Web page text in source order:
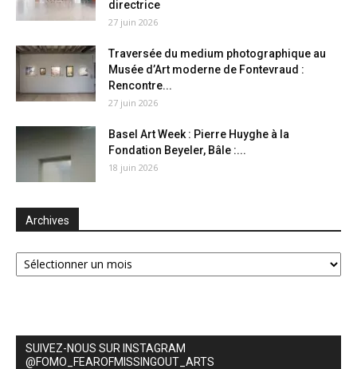
directrice
27 juin 2026
Traversée du medium photographique au
Musée d’Art moderne de Fontevraud :
Rencontre...
27 juin 2026
Basel Art Week : Pierre Huyghe à la
Fondation Beyeler, Bâle :...
18 juin 2026
Archives
Archives
SUIVEZ-NOUS SUR INSTAGRAM
@FOMO_FEAROFMISSINGOUT_ARTS